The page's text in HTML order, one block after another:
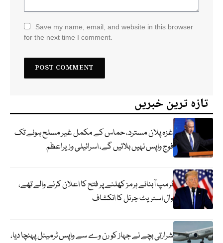
Save my name, email, and website in this browser
for the next time I comment.
تازہ ترین خبریں
غزہ پلان مسترد، حماس کے مکمل غیر مسلح ہونے تک
فوج واپس نہیں بلائیں گے، اسرائیلی وزیراعظم
ٹرمپ آبنائے ہرمز کھلنے پر فتح کا اعلان کرنے والے تھے،
وال اسٹریٹ جرنل کا انکشاف
شرارتی بچے نے جہاز کو رن وے سے واپس ٹرمینل پہنچا دیا،